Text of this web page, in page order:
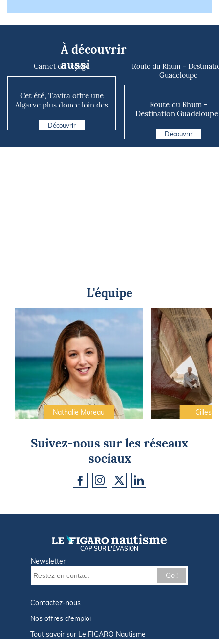
À découvrir
aussi
Carnet de voyage
Cet été, Tavira offre une
Algarve plus douce loin des
Découvrir
Route du Rhum -
Guadeloupe
Route du Rhum -
Destination Guadeloupe
vie à ...
Découvrir
L'équipe
Nathalie Moreau Gilles
Suivez-nous sur les réseaux
sociaux
CAP SUR L'ÉVASION
Newsletter
Go !
Contactez-nous
Nos offres d'emploi
Tout savoir sur Le FIGARO Nautisme